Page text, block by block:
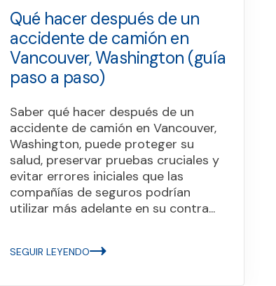
Qué hacer después de un
accidente de camión en
Vancouver, Washington (guía
paso a paso)
Saber qué hacer después de un
accidente de camión en Vancouver,
Washington, puede proteger su
salud, preservar pruebas cruciales y
evitar errores iniciales que las
compañías de seguros podrían
utilizar más adelante en su contra...
SEGUIR LEYENDO